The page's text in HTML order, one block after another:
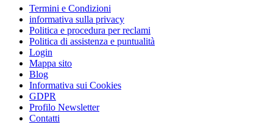
Termini e Condizioni
informativa sulla privacy
Politica e procedura per reclami
Politica di assistenza e puntualità
Login
Mappa sito
Blog
Informativa sui Cookies
GDPR
Profilo Newsletter
Contatti